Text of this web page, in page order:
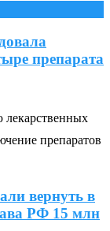
препарата
препаратов
вернуть в
РФ 15 млн